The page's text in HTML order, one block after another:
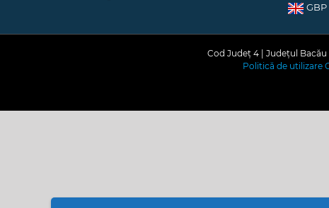
GBP
Cod Județ 4 | Județul
Politică de utilizare